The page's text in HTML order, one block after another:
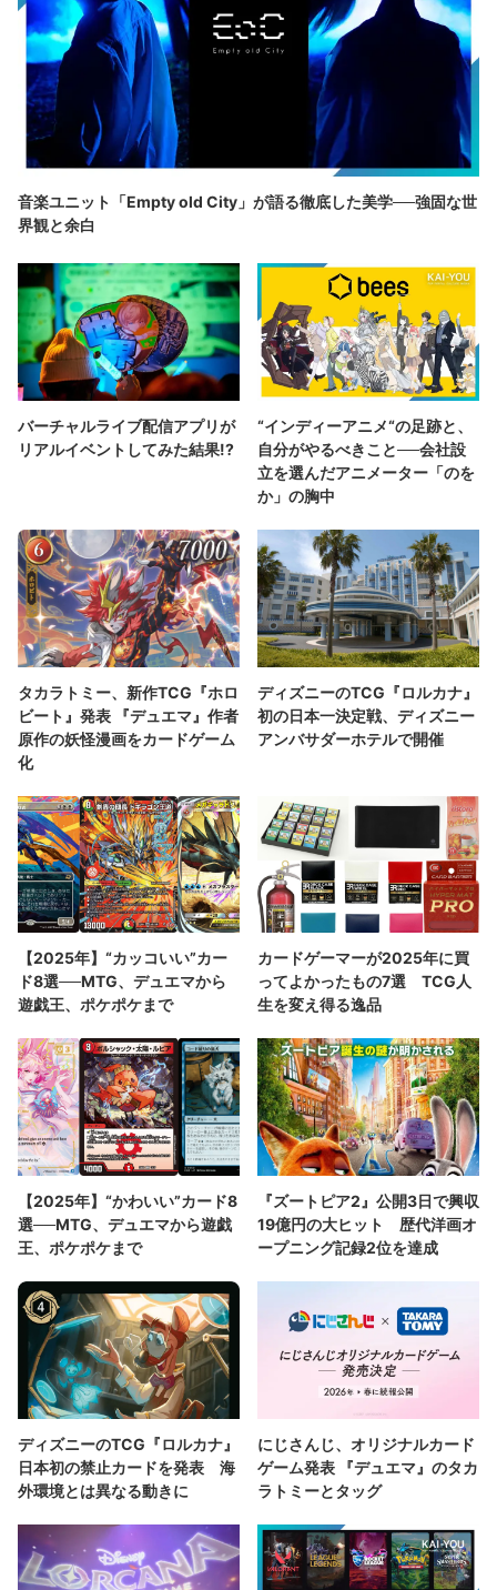
音楽ユニット「Empty old City」が語る徹底した美学──強固な世
界観と余白
バーチャルライブ配信アプリが
リアルイベントしてみた結果!?
“インディーアニメ“の足跡と、
自分がやるべきこと──会社設
立を選んだアニメーター「のを
か」の胸中
タカラトミー、新作TCG『ホロ
ビート』発表 『デュエマ』作者
原作の妖怪漫画をカードゲーム
化
ディズニーのTCG『ロルカナ』
初の日本一決定戦、ディズニー
アンバサダーホテルで開催
【2025年】“カッコいい”カー
ド8選──MTG、デュエマから
遊戯王、ポケポケまで
カードゲーマーが2025年に買
ってよかったもの7選 TCG人
生を変え得る逸品
【2025年】“かわいい”カード8
選──MTG、デュエマから遊戯
王、ポケポケまで
『ズートピア2』公開3日で興収
19億円の大ヒット 歴代洋画オ
ープニング記録2位を達成
ディズニーのTCG『ロルカナ』
日本初の禁止カードを発表 海
外環境とは異なる動きに
にじさんじ、オリジナルカード
ゲーム発表 『デュエマ』のタカ
ラトミーとタッグ